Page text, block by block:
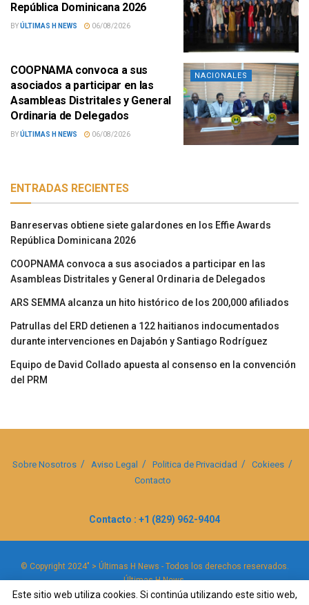
República Dominicana 2026
BYÚLTIMAS H NEWS 06/08/2026
NACIONALES
COOPNAMA convoca a sus
asociados a participar en las
Asambleas Distritales y General
Ordinaria de Delegados
BYÚLTIMAS H NEWS 06/08/2026
ENTRADAS RECIENTES
Banreservas obtiene siete galardones en los Effie Awards
República Dominicana 2026
COOPNAMA convoca a sus asociados a participar en las
Asambleas Distritales y General Ordinaria de Delegados
ARS SEMMA alcanza un hito histórico de los 200,000 afiliados
Patrullas del ERD detienen a 122 haitianos indocumentados
durante intervenciones en Dajabón y Santiago Rodríguez
Equipo de David Collado apuesta al consenso en la convención
del PRM
Sobre Nosotros Aviso Legal Politica de Privacidad
Cokiees
Contacto
Contacto : +1 (829) 962-9404
© Copyright 2024" > Últimas H News - Todos los derechos reservados.
Últimas H News.
Este sitio web utiliza cookies. Si continúa utilizando este sitio web,